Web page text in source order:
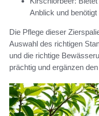
Anblick und
Die Pflege dieser
Auswahl des richtigen
und die richtige
prächtig und ergänzen